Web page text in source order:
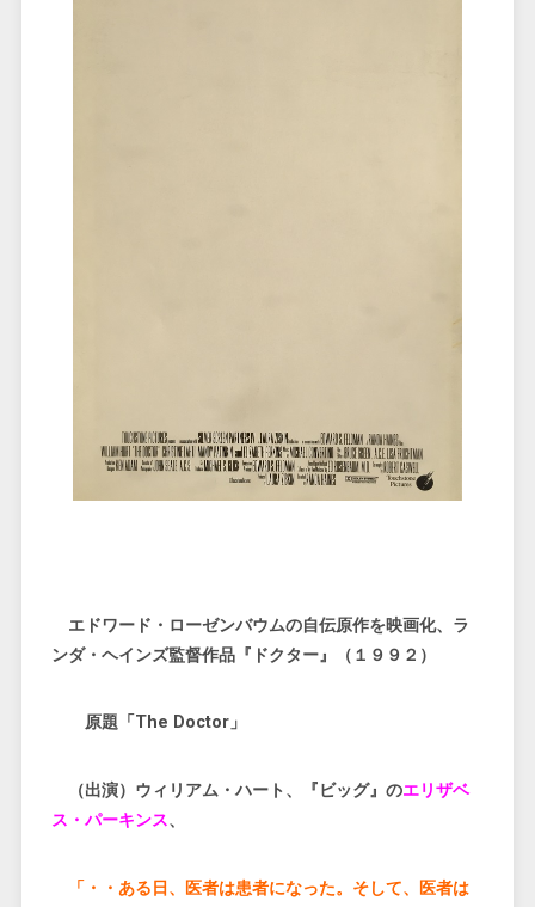
エドワード・ローゼンバウムの自伝原作を映画化、ラ
ンダ・ヘインズ監督作品『ドクター』（１９９２）
原題「The Doctor」
（出演）ウィリアム・ハート、『ビッグ』のエリザベ
ス・パーキンス、
「・・ある日、医者は患者になった。そして、医者は